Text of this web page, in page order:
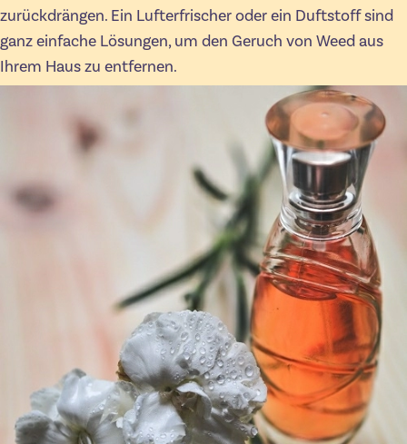
zurückdrängen. Ein Lufterfrischer oder ein Duftstoff sind
ganz einfache Lösungen, um den Geruch von Weed aus
Ihrem Haus zu entfernen.